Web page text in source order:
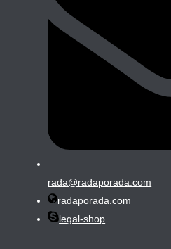
rada@radaporada.com
radaporada.com
legal-shop